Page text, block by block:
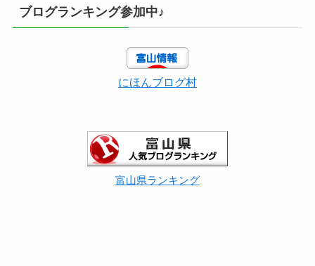
ブログランキング参加中♪
にほんブログ村
富山県ランキング